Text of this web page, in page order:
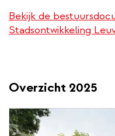
Bekijk de
Stadsontwikkeling
Overzicht 2025